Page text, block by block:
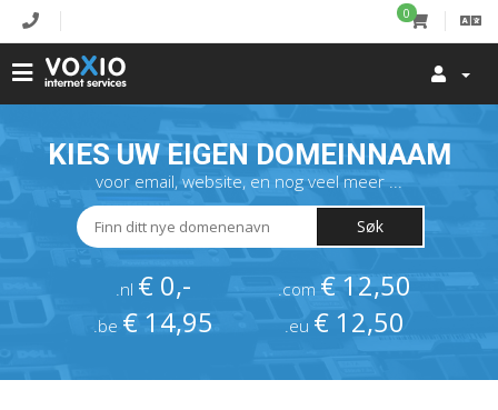
0
KIES UW EIGEN DOMEINNAAM
voor email, website, en nog veel meer ...
Søk
.nl € 0,- .com € 12,50
.be € 14,95 .eu € 12,50